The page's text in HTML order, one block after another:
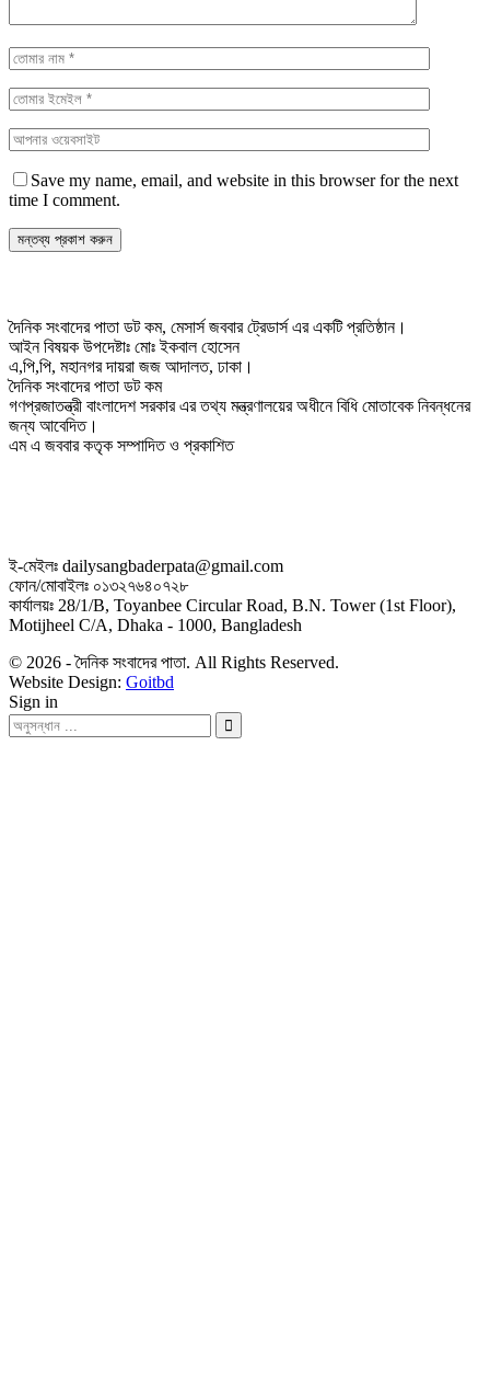
Save my name, email, and website in this browser for the next
time I comment.
দৈনিক সংবাদের পাতা ডট কম, মেসার্স জববার ট্রেডার্স এর একটি প্রতিষ্ঠান।
আইন বিষয়ক উপদেষ্টাঃ মোঃ ইকবাল হোসেন
এ,পি,পি, মহানগর দায়রা জজ আদালত, ঢাকা।
দৈনিক সংবাদের পাতা ডট কম
গণপ্রজাতন্ত্রী বাংলাদেশ সরকার এর তথ্য মন্ত্রণালয়ের অধীনে বিধি মোতাবেক নিবন্ধনের
জন্য আবেদিত।
এম এ জববার কতৃক সম্পাদিত ও প্রকাশিত
ই-মেইলঃ dailysangbaderpata@gmail.com
ফোন/মোবাইলঃ ০১৩২৭৬৪০৭২৮
কার্যালয়ঃ 28/1/B, Toyanbee Circular Road, B.N. Tower (1st Floor),
Motijheel C/A, Dhaka - 1000, Bangladesh
© 2026 - দৈনিক সংবাদের পাতা. All Rights Reserved.
Website Design: Goitbd
Sign in